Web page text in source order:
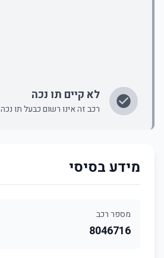
לא קיים תו נכה
רכב זה אינו רשום כבעל תו נכה
מידע בסיסי
מספר רכב
8046716